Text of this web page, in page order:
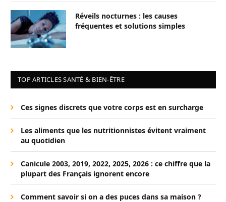
Réveils nocturnes : les causes
fréquentes et solutions simples
TOP ARTICLES SANTÉ & BIEN-ÊTRE
Ces signes discrets que votre corps est en surcharge
Les aliments que les nutritionnistes évitent vraiment
au quotidien
Canicule 2003, 2019, 2022, 2025, 2026 : ce chiffre que la
plupart des Français ignorent encore
Comment savoir si on a des puces dans sa maison ?